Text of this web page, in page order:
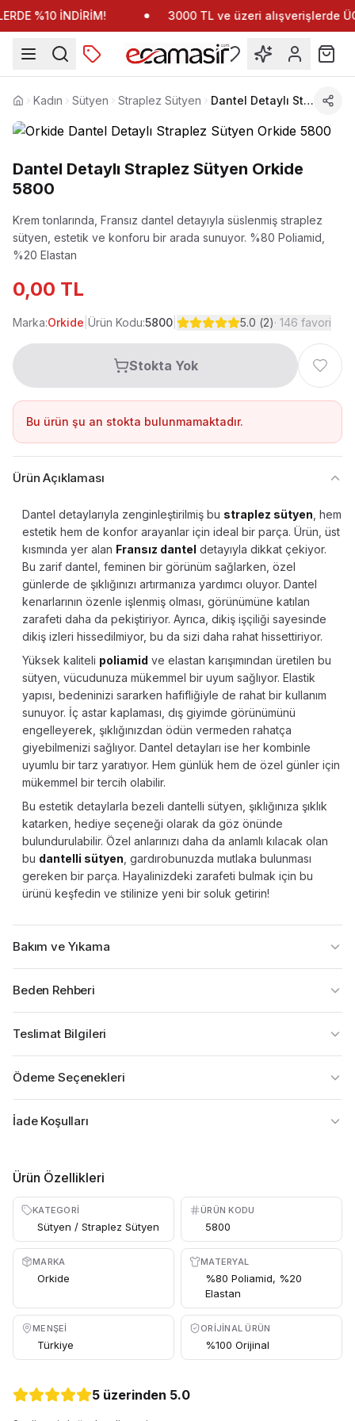
%10 İNDİRİM! 3000 TL ve üzeri alışverişlerde
Anasayfa
Kadın Sütyen Straplez Sütyen Dantel Detaylı Straplez Sütyen Orkide 5800
Dantel Detaylı Straplez Sütyen Orkide
5800
Krem tonlarında, Fransız dantel detayıyla süslenmiş straplez
sütyen, estetik ve konforu bir arada sunuyor. %80 Poliamid,
%20 Elastan
0,00 TL
Marka:Orkide Ürün Kodu:5800 5.0 (2)· 146 favori
Stokta Yok
Bu ürün şu an stokta bulunmamaktadır.
Ürün Açıklaması
Dantel detaylarıyla zenginleştirilmiş bu straplez sütyen , hem
estetik hem de konfor arayanlar için ideal bir parça. Ürün, üst
kısmında yer alan Fransız dantel detayıyla dikkat çekiyor.
Bu zarif dantel, feminen bir görünüm sağlarken, özel
günlerde de şıklığınızı artırmanıza yardımcı oluyor. Dantel
kenarlarının özenle işlenmiş olması, görünümüne katılan
zarafeti daha da pekiştiriyor. Ayrıca, dikiş işçiliği sayesinde
dikiş izleri hissedilmiyor, bu da sizi daha rahat hissettiriyor.
Yüksek kaliteli poliamid ve elastan karışımından üretilen bu
sütyen, vücudunuza mükemmel bir uyum sağlıyor. Elastik
yapısı, bedeninizi sararken hafifliğiyle de rahat bir kullanım
sunuyor. İç astar kaplaması, dış giyimde görünümünü
engelleyerek, şıklığınızdan ödün vermeden rahatça
giyebilmenizi sağlıyor. Dantel detayları ise her kombinle
uyumlu bir tarz yaratıyor. Hem günlük hem de özel günler için
mükemmel bir tercih olabilir.
Bu estetik detaylarla bezeli dantelli sütyen, şıklığınıza şıklık
katarken, hediye seçeneği olarak da göz önünde
bulundurulabilir. Özel anlarınızı daha da anlamlı kılacak olan
bu dantelli sütyen , gardırobunuzda mutlaka bulunması
gereken bir parça. Hayalinizdeki zarafeti bulmak için bu
ürünü keşfedin ve stilinize yeni bir soluk getirin!
Bakım ve Yıkama
Beden Rehberi
Teslimat Bilgileri
Ödeme Seçenekleri
İade Koşulları
Ürün Özellikleri
KATEGORI
Sütyen / Straplez Sütyen
ÜRÜN KODU
5800
MARKA
Orkide
MATERYAL
%80 Poliamid, %20
Elastan
MENŞEI
Türkiye
ORIJINAL ÜRÜN
%100 Orijinal
5 üzerinden 5.0